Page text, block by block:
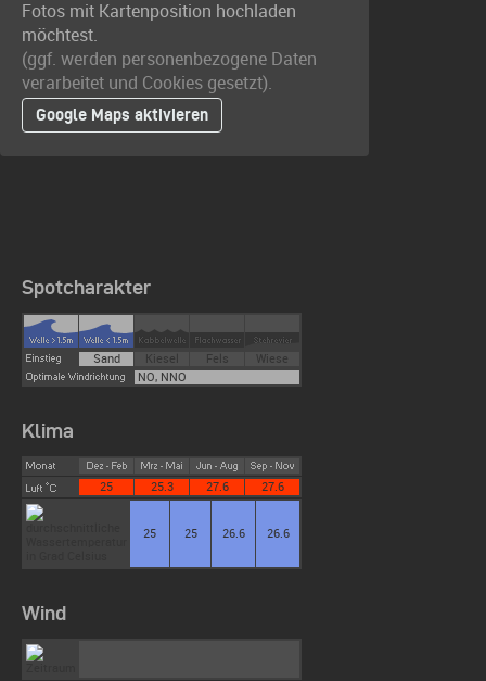
Fotos mit Kartenposition hochladen
möchtest.
(ggf. werden personen­bezogene Daten
verarbeitet und Cookies gesetzt).
Google Maps aktivieren
Spotcharakter
Sand Kiesel Fels
Wiese
NO, NNO
Klima
25 25.3 27.6 27.6
25 25 26.6 26.6
Wind